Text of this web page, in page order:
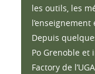
les outils, les
Depuis
Po Grenoble et
Factory de